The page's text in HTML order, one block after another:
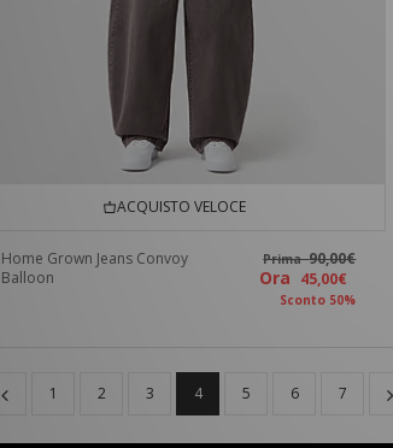
ACQUISTO VELOCE
Home Grown Jeans Convoy
Balloon
Prima90,00€
Ora 45,00€
Sconto 50%
1 2 3 4 5 6 7